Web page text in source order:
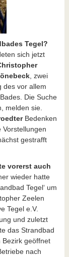
Tegel?
sich jetzt
, zwei
des vor allem
Die Suche
melden sie.
Bedenken
gestrafft
vorerst auch
wieder hatte
Tegel‘ um
Zeelen
Tegel e.V.
und zuletzt
das Strandbad
Bezirk geöffnet
nach